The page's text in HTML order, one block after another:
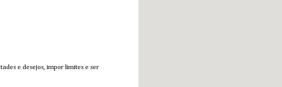
e desejos, impor limites e ser